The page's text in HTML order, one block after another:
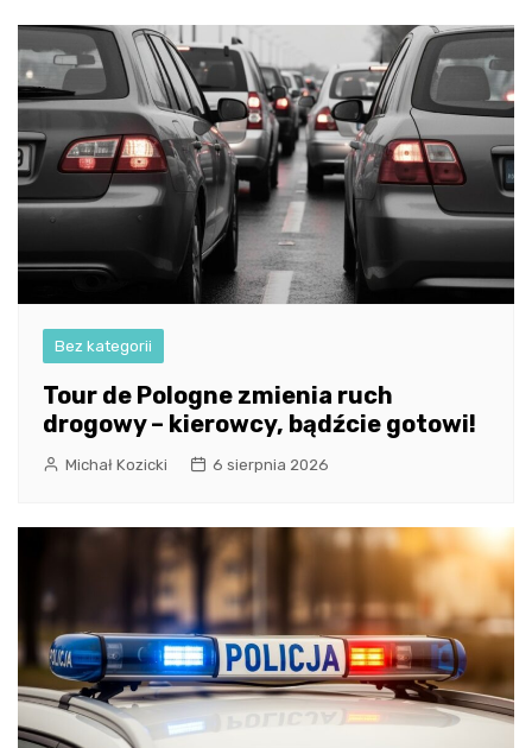
Bez kategorii
Tour de Pologne zmienia ruch
drogowy – kierowcy, bądźcie gotowi!
Michał Kozicki 6 sierpnia 2026